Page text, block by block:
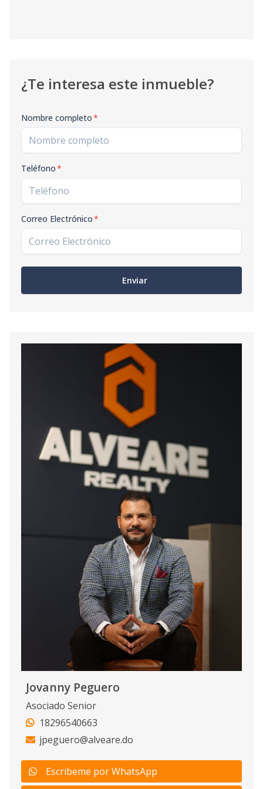
¿Te interesa este inmueble?
Nombre completo*
Teléfono*
Correo Electrónico*
Enviar
Jovanny Peguero
Asociado Senior
18296540663
jpeguero@alveare.do
Escribeme por WhatsApp